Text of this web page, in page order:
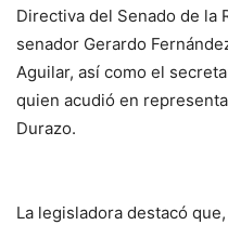
Directiva del Senado de la
senador Gerardo
Aguilar, así como el
quien acudió en
Durazo.
La legisladora destacó